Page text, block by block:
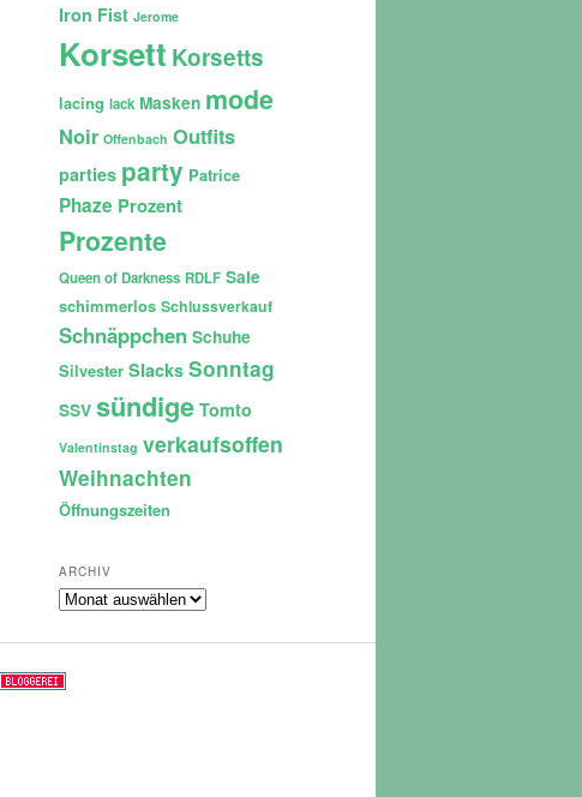
Iron Fist Jerome
Korsett Korsetts
lacing lack Masken mode
Noir Offenbach Outfits
parties party Patrice
Phaze Prozent
Prozente
Queen of Darkness RDLF Sale
schimmerlos Schlussverkauf
Schnäppchen Schuhe
Silvester Slacks Sonntag
SSV sündige Tomto
Valentinstag verkaufsoffen
Weihnachten
Öffnungszeiten
ARCHIV
Archiv